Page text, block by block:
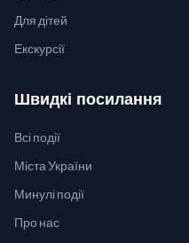
Для дітей
Екскурсії
Швидкі посилання
Всі події
Міста України
Минулі події
Про нас